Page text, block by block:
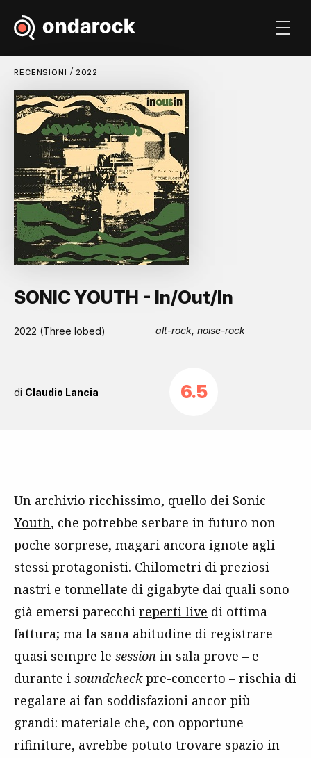
RECENSIONI / 2022
SONIC YOUTH - In/Out/In
2022 (Three lobed) alt-rock, noise-rock
di Claudio Lancia 6.5
Un archivio ricchissimo, quello dei Sonic
Youth, che potrebbe serbare in futuro non
poche sorprese, magari ancora ignote agli
stessi protagonisti. Chilometri di preziosi
nastri e tonnellate di gigabyte dai quali sono
già emersi parecchi reperti live di ottima
fattura; ma la sana abitudine di registrare
quasi sempre le session in sala prove – e
durante i soundcheckpre-concerto – rischia di
regalare ai fan soddisfazioni ancor più
grandi: materiale che, con opportune
rifiniture, avrebbe potuto trovare spazio in